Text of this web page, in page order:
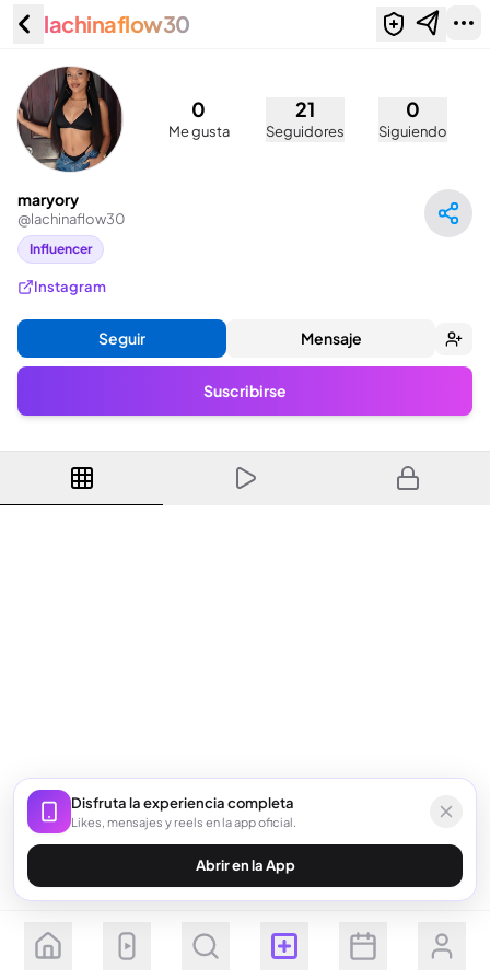
maryory (@lachinaflow30)
lachinaflow30
0
Me gusta
21
Seguidores
0
Siguiendo
maryory
@lachinaflow30
Influencer
Instagram
Seguir Mensaje
Suscribirse
Seguir Suscribirse
Disfruta la experiencia completa
Likes, mensajes y reels en la app oficial.
Abrir en la App